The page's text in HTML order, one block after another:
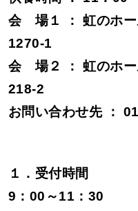
会 場１ ： 虹のホ
1270-1
会 場２ ： 虹のホ
218-2
お問い合わせ先 ：
１．受付時間
9：00～11：30